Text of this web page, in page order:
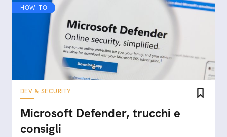
HOW-TO
DEV & SECURITY
Microsoft Defender, trucchi e
consigli